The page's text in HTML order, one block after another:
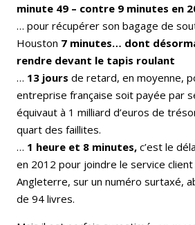
minute 49 – contre 9 minutes en
… pour récupérer son bagage de
Houston 7 minutes… dont
rendre devant le tapis roulant
… 13 jours de retard, en moyenne,
entreprise française soit payée par
équivaut à 1 milliard d’euros de
quart des faillites.
… 1 heure et 8 minutes, c’est le
en 2012 pour joindre le service client
Angleterre, sur un numéro surtaxé,
de 94 livres.